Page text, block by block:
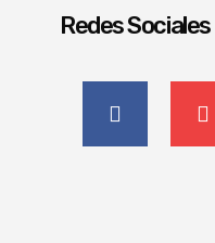
Redes Sociales